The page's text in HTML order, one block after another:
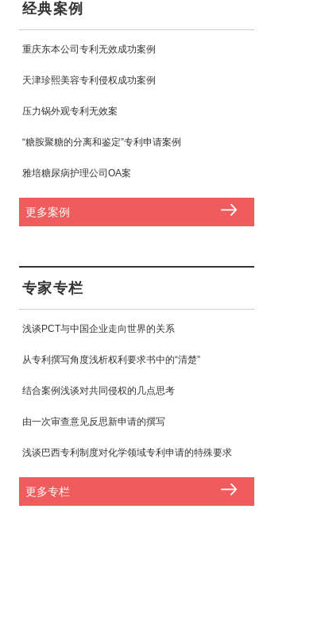
经典案例
重庆东本公司专利无效成功案例
天津珍熙美容专利侵权成功案例
压力锅外观专利无效案
“糖胺聚糖的分离和鉴定”专利申请案例
雅培糖尿病护理公司OA案
更多案例
专家专栏
浅谈PCT与中国企业走向世界的关系
从专利撰写角度浅析权利要求书中的“清楚”
结合案例浅谈对共同侵权的几点思考
由一次审查意见反思新申请的撰写
浅谈巴西专利制度对化学领域专利申请的特殊要求
更多专栏